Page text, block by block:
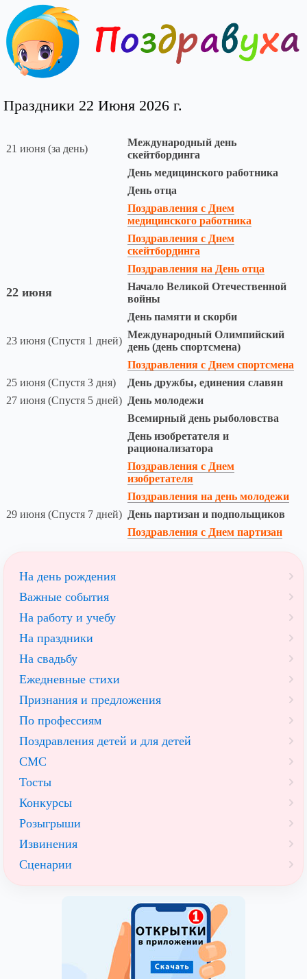
Праздники 22 Июня 2026 г.
21 июня (за день)
Международный день
скейтбординга
День медицинского работника
День отца
Поздравления с Днем
медицинского работника
Поздравления с Днем
скейтбординга
Поздравления на День отца
22 июня
Начало Великой Отечественной
войны
День памяти и скорби
23 июня (Спустя 1 дней)
Международный Олимпийский
день (день спортсмена)
Поздравления с Днем спортсмена
25 июня (Спустя 3 дня)
День дружбы, единения славян
27 июня (Спустя 5 дней) День молодежи
Всемирный день рыболовства
День изобретателя и
рационализатора
Поздравления с Днем
изобретателя
Поздравления на день молодежи
29 июня (Спустя 7 дней) День партизан и подпольщиков
Поздравления с Днем партизан
На день рождения
Важные события
На работу и учебу
На праздники
На свадьбу
Ежедневные стихи
Признания и предложения
По профессиям
Поздравления детей и для детей
СМС
Тосты
Конкурсы
Розыгрыши
Извинения
Сценарии